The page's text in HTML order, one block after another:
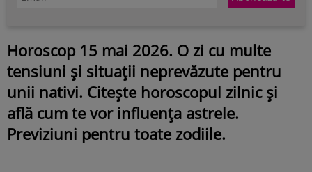
Horoscop 15 mai 2026. O zi cu multe
tensiuni și situații neprevăzute pentru
unii nativi. Citește horoscopul zilnic și
află cum te vor influența astrele.
Previziuni pentru toate zodiile.